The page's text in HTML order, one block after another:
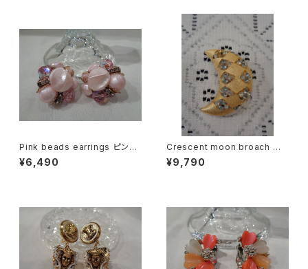
Pink beads earrings ピンク
ビーズ イヤリング
¥6,490
Crescent moon broach 三
日月型ブローチ
¥9,790